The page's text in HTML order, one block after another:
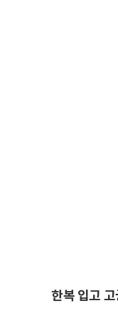
한복 입고